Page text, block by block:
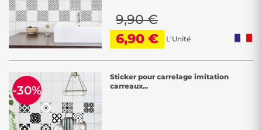
9,90 €
6,90 €
L'Unité
Sticker pour carrelage imitation
carreaux...
-30%